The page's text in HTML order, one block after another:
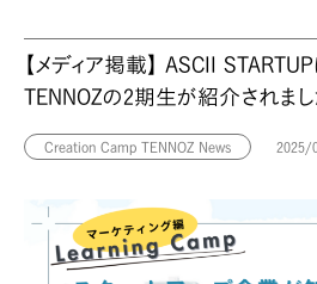
【メディア掲載】 ASCII
TENNOZの2期生が紹介されまし
Creation Camp TENNOZ News 2025/